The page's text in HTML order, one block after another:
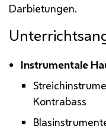
Darbietungen.
Instrumentale
Kontrabass